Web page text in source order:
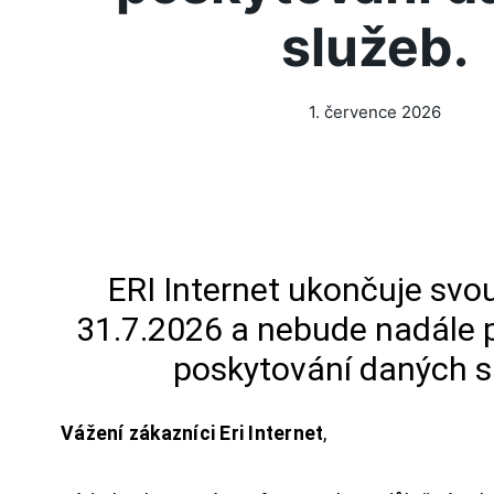
služeb.
1. července 2026
ERI Internet ukončuje
31.7.2026 a nebude nadále
poskytování daných
Vážení zákazníci Eri Internet,